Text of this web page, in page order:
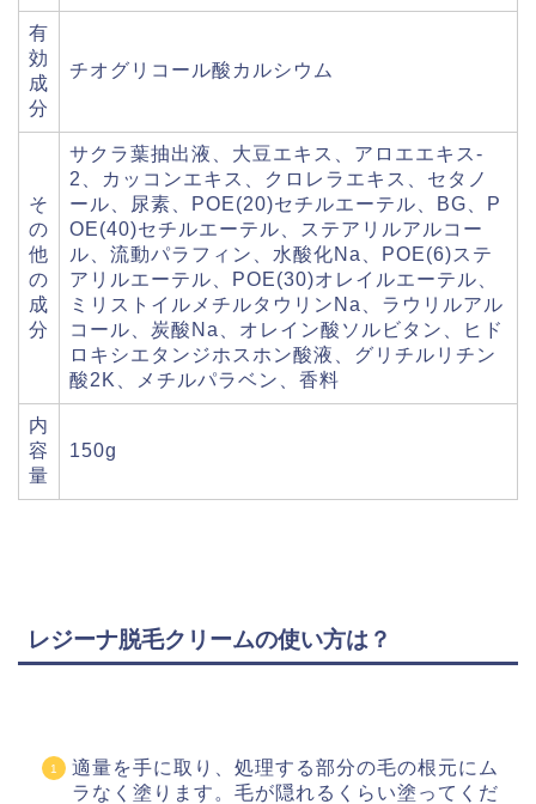
有
効
成
分
チオグリコール酸カルシウム
そ
の
他
の
成
分
サクラ葉抽出液、大豆エキス、アロエエキス-
2、カッコンエキス、クロレラエキス、セタノ
ール、尿素、POE(20)セチルエーテル、BG、P
OE(40)セチルエーテル、ステアリルアルコー
ル、流動パラフィン、水酸化Na、POE(6)ステ
アリルエーテル、POE(30)オレイルエーテル、
ミリストイルメチルタウリンNa、ラウリルアル
コール、炭酸Na、オレイン酸ソルビタン、ヒド
ロキシエタンジホスホン酸液、グリチルリチン
酸2K、メチルパラベン、香料
内
容
量
150g
レジーナ脱毛クリームの使い方は？
適量を手に取り、処理する部分の毛の根元にム
ラなく塗ります。毛が隠れるくらい塗ってくだ